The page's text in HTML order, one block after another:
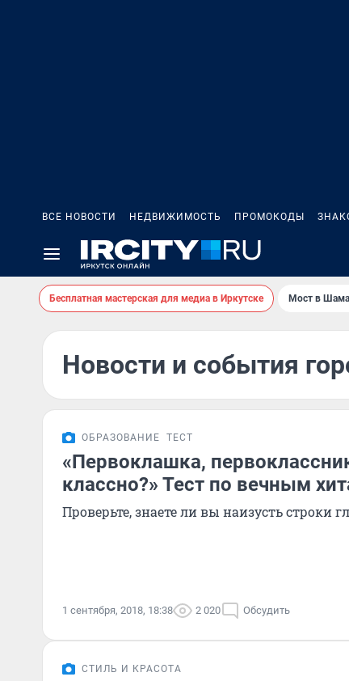
ВСЕ НОВОСТИ НЕДВИЖИМОСТЬ ПРОМОКОДЫ
Бесплатная мастерская для медиа в Иркутске Мост в
Новости и события
ОБРАЗОВАНИЕ ТЕСТ
«Первоклашка,
классно?» Тест по вечным
Проверьте, знаете ли вы наизусть строки
1 сентября, 2018, 18:38 2 020 Обсудить
СТИЛЬ И КРАСОТА